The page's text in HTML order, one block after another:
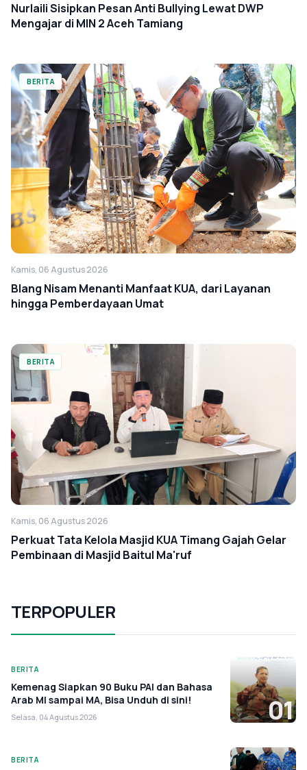
Nurlaili Sisipkan Pesan Anti Bullying Lewat DWP
Mengajar di MIN 2 Aceh Tamiang
BERITA
Kamis, 06 Agustus 2026
Blang Nisam Menanti Manfaat KUA, dari Layanan
hingga Pemberdayaan Umat
BERITA
Kamis, 06 Agustus 2026
Perkuat Tata Kelola Masjid KUA Timang Gajah Gelar
Pembinaan di Masjid Baitul Ma'ruf
TERPOPULER
BERITA
Kemenag Siapkan 90 Buku PAI dan Bahasa
Arab MI sampai MA, Bisa Unduh di sini!
Selasa, 04 Agustus 2026 01
BERITA